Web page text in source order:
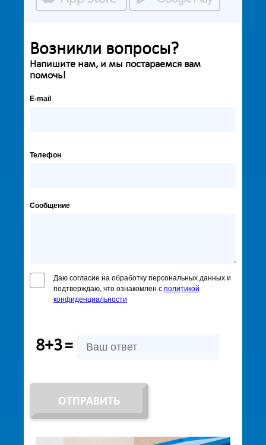
Возникли вопросы?
Напишите нам, и мы постараемся вам
помочь!
E-mail
Телефон
Сообщение
Даю согласие на обработку персональных данных и
подтверждаю, что ознакомлен с политикой
конфиденциальности
8+3=
ОТПРАВИТЬ